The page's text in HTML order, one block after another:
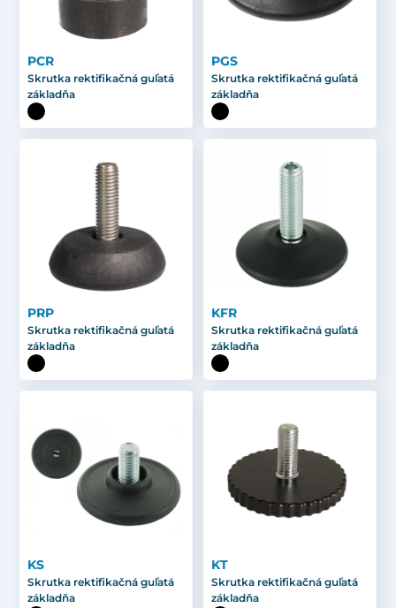
PCR
Skrutka rektifikačná guľatá
základňa
PGS
Skrutka rektifikačná guľatá
základňa
PRP
Skrutka rektifikačná guľatá
základňa
KFR
Skrutka rektifikačná guľatá
základňa
KS
Skrutka rektifikačná guľatá
základňa
KT
Skrutka rektifikačná guľatá
základňa